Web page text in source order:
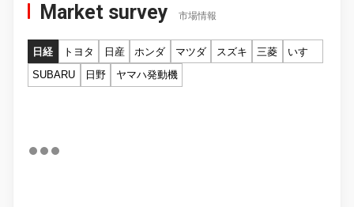
Market survey 市場情報
日経 トヨタ 日産 ホンダ マツダ スズキ 三菱
いすゞ
SUBARU
日野 ヤマハ発動機